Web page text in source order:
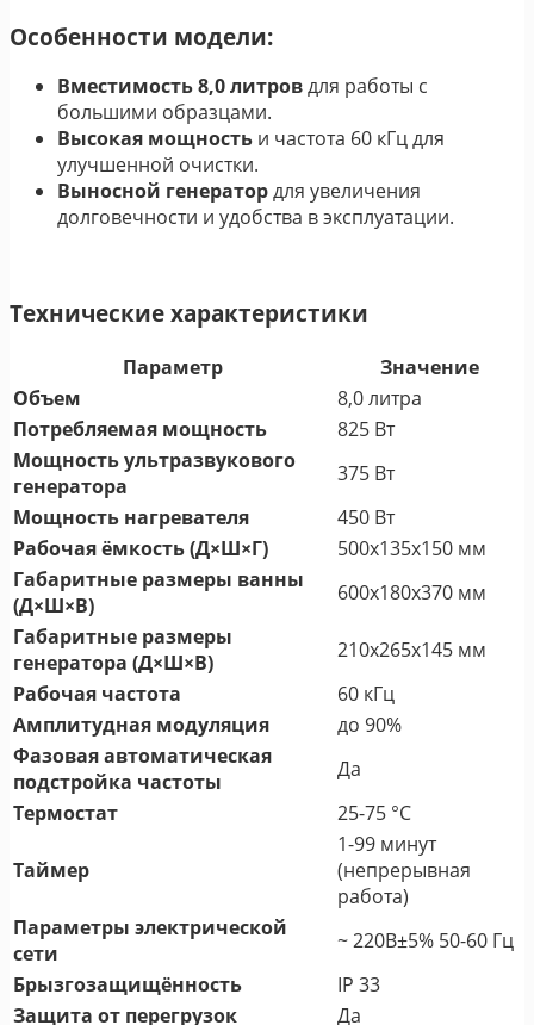
Особенности модели:
Вместимость 8,0 литровдля работы с
большими образцами.
Высокая мощность и частота 60 кГц для
улучшенной очистки.
Выносной генератордля увеличения
долговечности и удобства в эксплуатации.
Технические характеристики
Параметр
Значение
Объем
8,0 литра
Потребляемая мощность
825 Вт
Мощность ультразвукового
генератора
375 Вт
Мощность нагревателя
450 Вт
Рабочая ёмкость (Д×Ш×Г)
500x135x150 мм
Габаритные размеры ванны
(Д×Ш×В)
600x180x370 мм
Габаритные размеры
генератора (Д×Ш×В)
210x265x145 мм
Рабочая частота
60 кГц
Амплитудная модуляция
до 90%
Фазовая автоматическая
подстройка частоты
Да
Термостат
25-75 °С
Таймер
1-99 минут
(непрерывная
работа)
Параметры электрической
сети
~ 220В±5% 50-60 Гц
Брызгозащищённость
IP 33
Защита от перегрузок
Да